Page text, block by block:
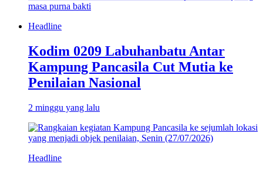
Headline
Kodim 0209 Labuhanbatu Antar
Kampung Pancasila Cut Mutia ke
Penilaian Nasional
2 minggu yang lalu
Headline